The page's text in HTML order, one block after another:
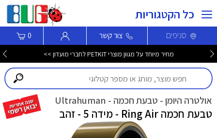
כל הקטגוריות
סניפים צור קשר 0
מחיר מיוחד על מגוון מוצרי PETKIT לחברי מועדון >>
אולטרה היומן - טבעת חכמה - Ultrahuman
טבעת חכמה Ring Air - מידה 5 - זהב